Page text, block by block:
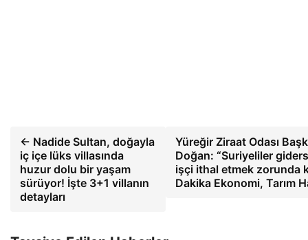
← Nadide Sultan, doğayla
iç içe lüks villasında
huzur dolu bir yaşam
sürüyor! İşte 3+1 villanın
detayları
Yüreğir Ziraat Odası
Doğan: “Suriyeliler
işçi ithal etmek zorunda
Dakika Ekonomi, Tarım